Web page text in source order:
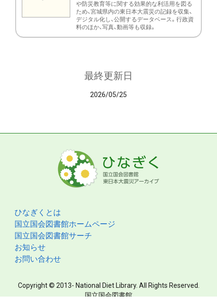
や防災教育等に関する効果的な利活用を図る
ため、宮城県内の東日本大震災の記録を収集、
デジタル化し、公開するデータベース。行政資
料のほか、写真、動画等も収録。
最終更新日
2026/05/25
ひなぎくとは
国立国会図書館ホームページ
国立国会図書館サーチ
お知らせ
お問い合わせ
Copyright © 2013- National Diet Library. All Rights Reserved.